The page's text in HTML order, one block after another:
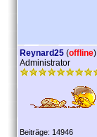
Reynard25 (offline)
Administrator
Beiträge: 14946